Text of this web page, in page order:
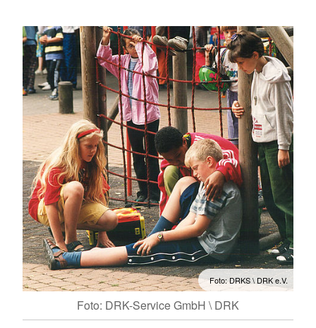
Foto: DRKS \ DRK e.V.
Foto: DRK-Service GmbH \ DRK